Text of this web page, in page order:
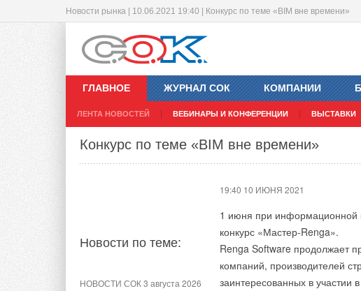
Новости рынка | 10.06.2021 19:40 | Конкурс по теме «BIM вне времени»
ГЛАВНОЕ
ЛЕНТА НОВОСТЕЙ ВЕБИНАРЫ И КОНФЕРЕНЦИИ ВЫСТАВКИ
ЖУРНАЛ СОК КОМПАНИИ
Конкурс по теме «BIM вне времени»
19:40 10 ИЮНЯ 2021
Новости по теме:
НОВОСТИ СОК 3 августа 2026
1 июня при информационной
конкурс «Мастер-Renga».
Renga Software продолжает
компаний, производителей
заинтересованных в участии
Пилот HISENSE занял 2 место во II этапе
17:14 10 ИЮНЯ 2021
Новости по теме:
НОВОСТИ СОК 13 мая 2026
бренда FUNAI